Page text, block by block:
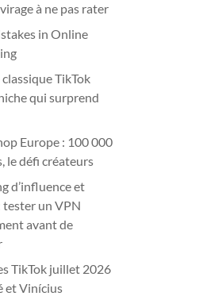
à ne pas rater
in Online
TikTok
qui surprend
Europe : 100 000
le défi créateurs
d’influence et
tester un VPN
avant de
TikTok juillet 2026
et Vinícius